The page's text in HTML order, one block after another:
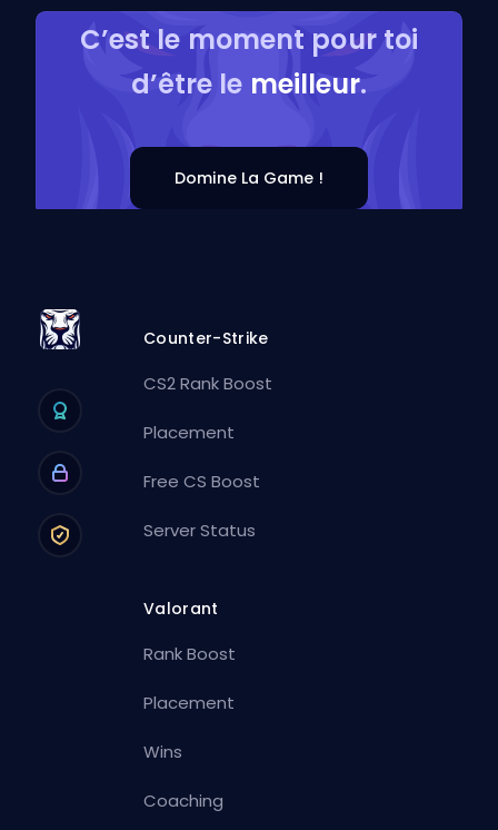
C’est le moment pour toi
d’être le meilleur.
Domine La Game !
Counter-Strike
CS2 Rank Boost
Placement
Free CS Boost
Server Status
Valorant
Rank Boost
Placement
Wins
Coaching